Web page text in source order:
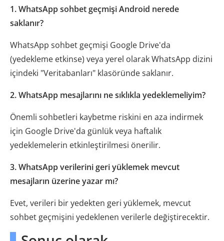
1. WhatsApp sohbet geçmişi Android nerede
saklanır?
WhatsApp sohbet geçmişi Google Drive'da
(yedekleme etkinse) veya yerel olarak WhatsApp dizini
içindeki "Veritabanları" klasöründe saklanır.
2. WhatsApp mesajlarını ne sıklıkla yedeklemeliyim?
Önemli sohbetleri kaybetme riskini en aza indirmek
için Google Drive'da günlük veya haftalık
yedeklemelerin etkinleştirilmesi önerilir.
3. WhatsApp verilerini geri yüklemek mevcut
mesajların üzerine yazar mı?
Evet, verileri bir yedekten geri yüklemek, mevcut
sohbet geçmişini yedeklenen verilerle değiştirecektir.